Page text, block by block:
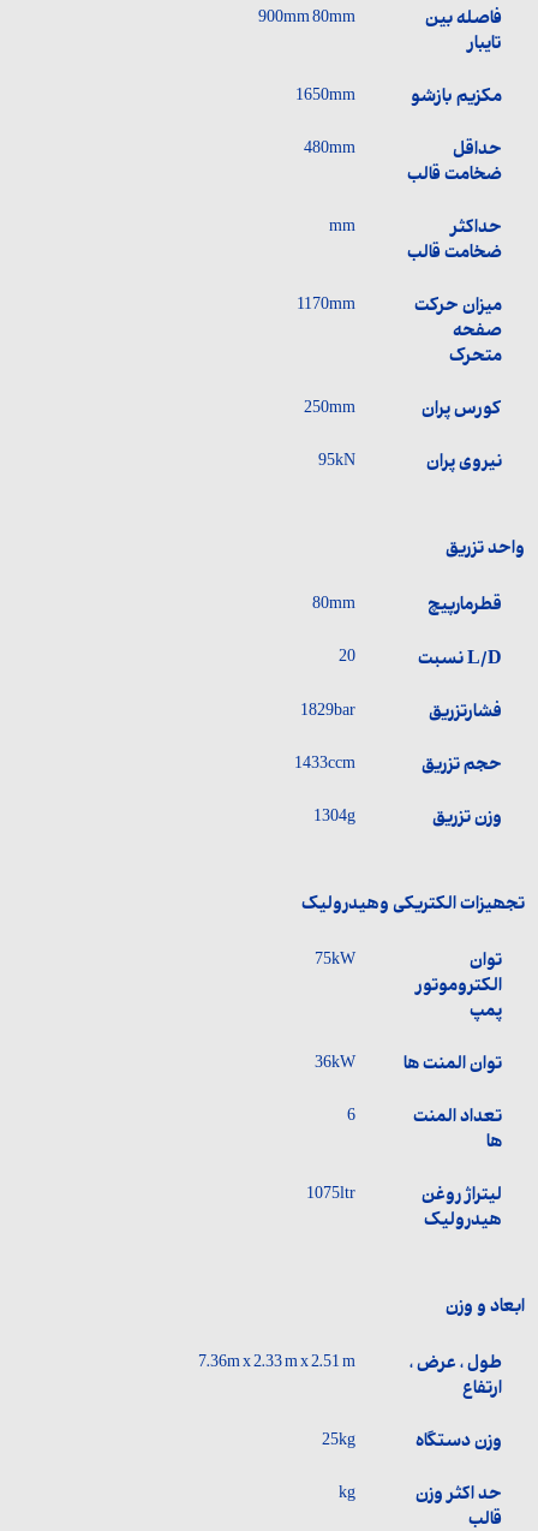
فاصله بین
تایبار
900mm 80mm
مکزیم بازشو 1650mm
حداقل
ضخامت قالب
480mm
حداکثر
ضخامت قالب
mm
میزان حرکت
صفحه
متحرک
1170mm
کورس پران 250mm
نیروی پران 95kN
واحد تزریق
قطرمارپیچ 80mm
L/D نسبت 20
فشارتزریق 1829bar
حجم تزریق 1433ccm
وزن تزریق 1304g
تجھیزات الکتریکی وھیدرولیک
توان
الکتروموتور
پمپ
75kW
توان المنت ها 36kW
تعداد المنت
ها
6
لیتراژ روغن
هیدرولیک
1075ltr
ابعاد و وزن
طول ، عرض ،
ارتفاع
7.36m x 2.33 m x 2.51 m
وزن دستگاه 25kg
حد اکثر وزن
قالب
kg